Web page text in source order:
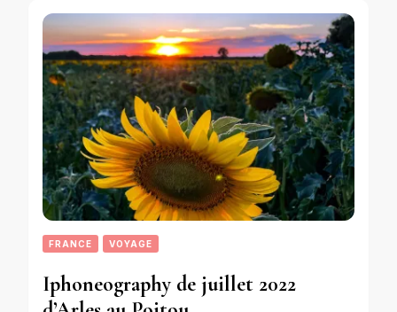
FRANCE VOYAGE
Iphoneography de juillet 2022